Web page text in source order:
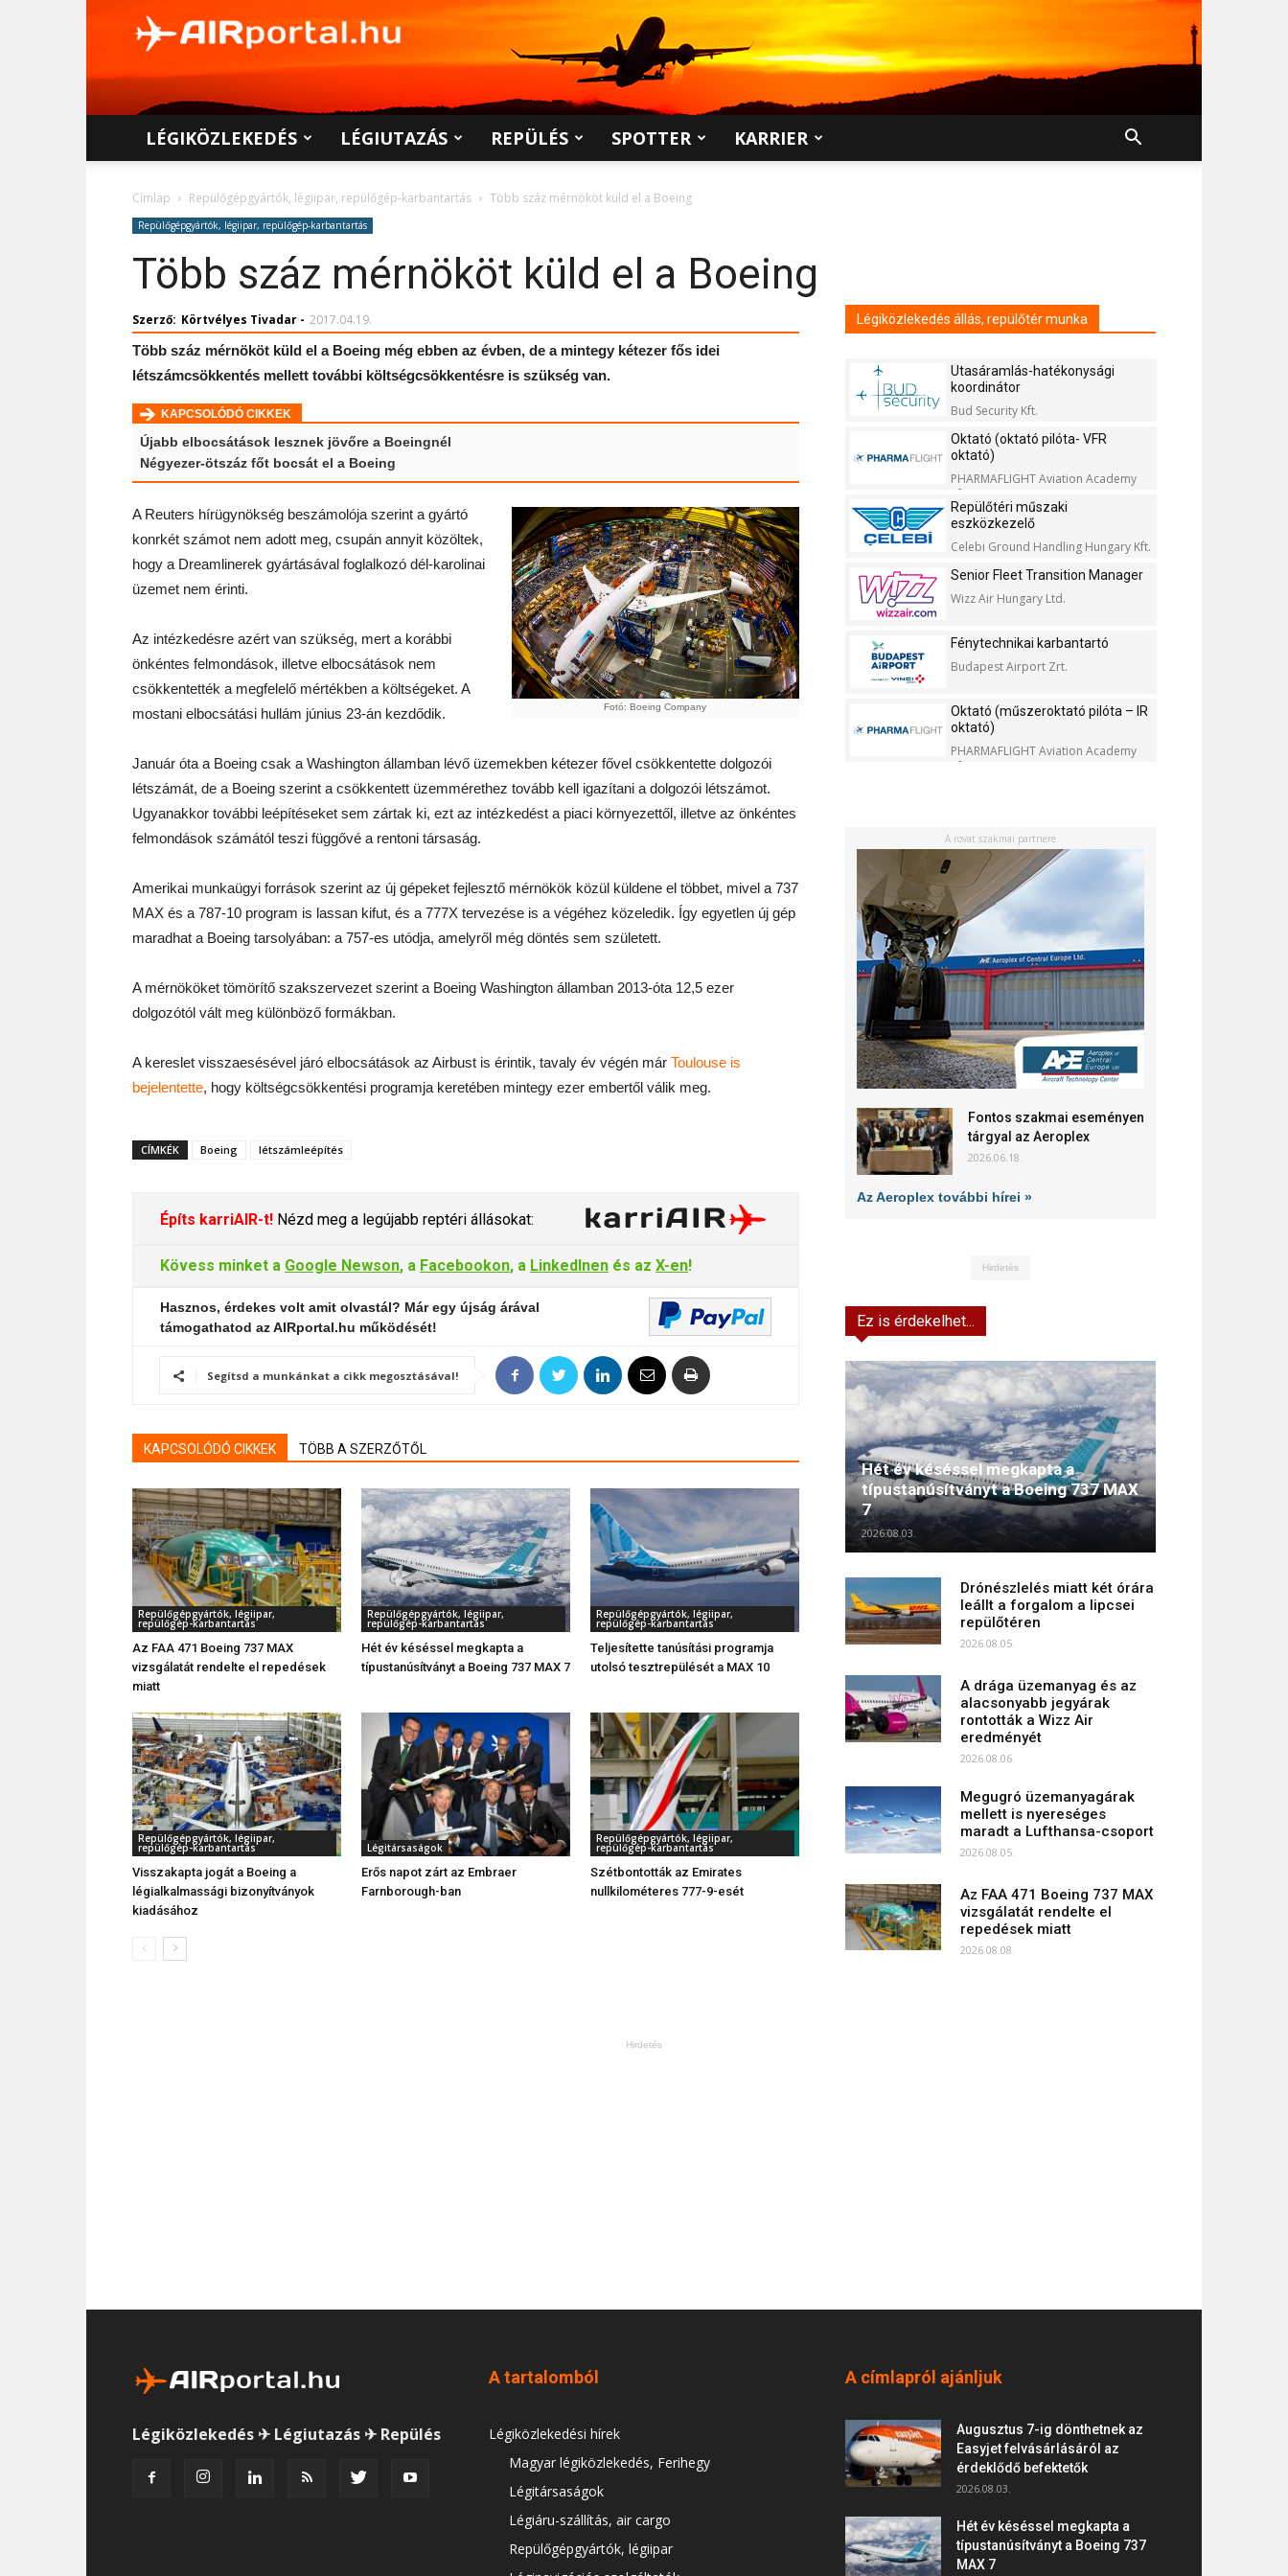
LÉGIKÖZLEKEDÉS LÉGIUTAZÁS REPÜLÉS SPOTTER KARRIER
Címlap Repülőgépgyártók, légiipar, repülőgép-karbantartás Több száz mérnököt küld el a Boeing
Repülőgépgyártók, légiipar, repülőgép-karbantartás
Több száz mérnököt küld el a Boeing
Szerző: Körtvélyes Tivadar - 2017.04.19.
Több száz mérnököt küld el a Boeing még ebben az évben, de a mintegy kétezer fős idei
létszámcsökkentés mellett további költségcsökkentésre is szükség van.
KAPCSOLÓDÓ CIKKEK
Újabb elbocsátások lesznek jövőre a Boeingnél
Négyezer-ötszáz főt bocsát el a Boeing
Fotó: Boeing Company
A Reuters hírügynökség beszámolója szerint a gyártó
konrkét számot nem adott meg, csupán annyit közöltek,
hogy a Dreamlinerek gyártásával foglalkozó dél-karolinai
üzemet nem érinti.
Az intézkedésre azért van szükség, mert a korábbi
önkéntes felmondások, illetve elbocsátások nem
csökkentették a megfelelő mértékben a költségeket. A
mostani elbocsátási hullám június 23-án kezdődik.
Január óta a Boeing csak a Washington államban lévő üzemekben kétezer fővel csökkentette dolgozói
létszámát, de a Boeing szerint a csökkentett üzemmérethez tovább kell igazítani a dolgozói létszámot.
Ugyanakkor további leépítéseket sem zártak ki, ezt az intézkedést a piaci környezettől, illetve az önkéntes
felmondások számától teszi függővé a rentoni társaság.
Amerikai munkaügyi források szerint az új gépeket fejlesztő mérnökök közül küldene el többet, mivel a 737
MAX és a 787-10 program is lassan kifut, és a 777X tervezése is a végéhez közeledik. Így egyetlen új gép
maradhat a Boeing tarsolyában: a 757-es utódja, amelyről még döntés sem született.
A mérnököket tömörítő szakszervezet szerint a Boeing Washington államban 2013-óta 12,5 ezer
dolgozótól vált meg különböző formákban.
A kereslet visszaesésével járó elbocsátások az Airbust is érintik, tavaly év végén már Toulouse is
bejelentette, hogy költségcsökkentési programja keretében mintegy ezer embertől válik meg.
CÍMKÉK Boeing létszámleépítés
Építs karriAIR-t! Nézd meg a legújabb reptéri állásokat:
Kövess minket a Google Newson, a Facebookon, a LinkedInen és az X-en!
Hasznos, érdekes volt amit olvastál? Már egy újság árával
támogathatod az AIRportal.hu működését!
Segítsd a munkánkat a cikk megosztásával!
KAPCSOLÓDÓ CIKKEK TÖBB A SZERZŐTŐL
Repülőgépgyártók, légiipar,
repülőgép-karbantartás
Az FAA 471 Boeing 737 MAX
vizsgálatát rendelte el repedések
miatt
Repülőgépgyártók, légiipar,
repülőgép-karbantartás
Hét év késéssel megkapta a
típustanúsítványt a Boeing 737 MAX 7
Repülőgépgyártók, légiipar,
repülőgép-karbantartás
Teljesítette tanúsítási programja
utolsó tesztrepülését a MAX 10
Repülőgépgyártók, légiipar,
repülőgép-karbantartás
Visszakapta jogát a Boeing a
légialkalmassági bizonyítványok
kiadásához
Légitársaságok
Erős napot zárt az Embraer
Farnborough-ban
Repülőgépgyártók, légiipar,
repülőgép-karbantartás
Szétbontották az Emirates
nullkilométeres 777-9-esét
Légiközlekedés állás, repülőtér munka
Utasáramlás-hatékonysági
koordinátor
Bud Security Kft.
Oktató (oktató pilóta- VFR
oktató)
PHARMAFLIGHT Aviation Academy
Kft.
Repülőtéri műszaki
eszközkezelő
Celebi Ground Handling Hungary Kft.
Senior Fleet Transition Manager
Wizz Air Hungary Ltd.
Fénytechnikai karbantartó
Budapest Airport Zrt.
Oktató (műszeroktató pilóta – IR
oktató)
PHARMAFLIGHT Aviation Academy
Kft.
A rovat szakmai partnere
Fontos szakmai eseményen
tárgyal az Aeroplex
2026.06.18.
Az Aeroplex további hírei »
Hirdetés
Ez is érdekelhet...
Hét év késéssel megkapta a
típustanúsítványt a Boeing 737 MAX
7
2026.08.03.
Drónészlelés miatt két órára
leállt a forgalom a lipcsei
repülőtéren
2026.08.05.
A drága üzemanyag és az
alacsonyabb jegyárak
rontották a Wizz Air
eredményét
2026.08.06.
Megugró üzemanyagárak
mellett is nyereséges
maradt a Lufthansa-csoport
2026.08.05.
Az FAA 471 Boeing 737 MAX
vizsgálatát rendelte el
repedések miatt
2026.08.08.
Hirdetés
Légiközlekedés ✈ Légiutazás ✈ Repülés
A tartalomból
Légiközlekedési hírek
Magyar légiközlekedés, Ferihegy
Légitársaságok
Légiáru-szállítás, air cargo
Repülőgépgyártók, légiipar
A címlapról ajánljuk
Augusztus 7-ig dönthetnek az
Easyjet felvásárlásáról az
érdeklődő befektetők
2026.08.03.
Hét év késéssel megkapta a
típustanúsítványt a Boeing 737
MAX 7